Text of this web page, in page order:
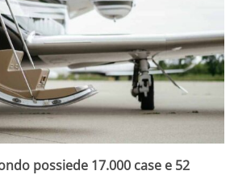
possiede 17.000 case e 52